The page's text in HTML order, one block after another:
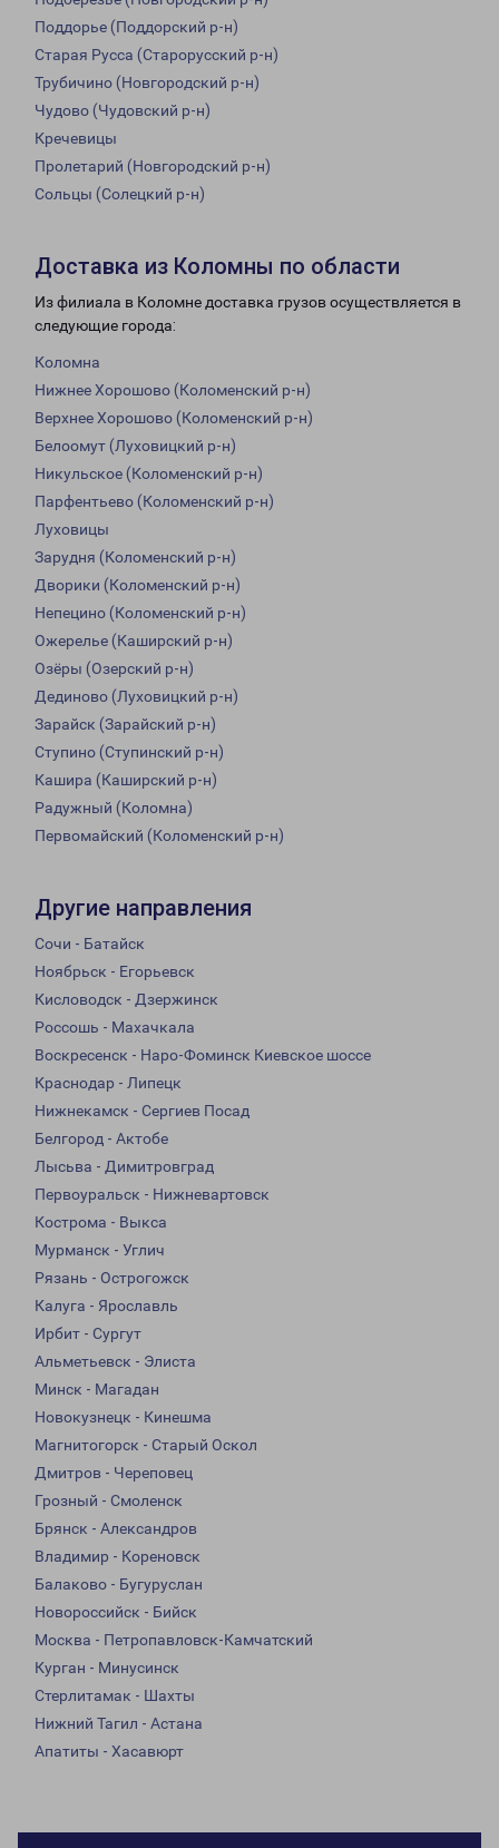
Поддорье (Поддорский р-н)
Старая Русса (Старорусский р-н)
Трубичино (Новгородский р-н)
Чудово (Чудовский р-н)
Кречевицы
Пролетарий (Новгородский р-н)
Сольцы (Солецкий р-н)
Доставка из Коломны по области
Из филиала в Коломне доставка грузов осуществляется в
следующие города:
Коломна
Нижнее Хорошово (Коломенский р-н)
Верхнее Хорошово (Коломенский р-н)
Белоомут (Луховицкий р-н)
Никульское (Коломенский р-н)
Парфентьево (Коломенский р-н)
Луховицы
Зарудня (Коломенский р-н)
Дворики (Коломенский р-н)
Непецино (Коломенский р-н)
Ожерелье (Каширский р-н)
Озёры (Озерский р-н)
Дединово (Луховицкий р-н)
Зарайск (Зарайский р-н)
Ступино (Ступинский р-н)
Кашира (Каширский р-н)
Радужный (Коломна)
Первомайский (Коломенский р-н)
Другие направления
Сочи - Батайск
Ноябрьск - Егорьевск
Кисловодск - Дзержинск
Россошь - Махачкала
Воскресенск - Наро-Фоминск Киевское шоссе
Краснодар - Липецк
Нижнекамск - Сергиев Посад
Белгород - Актобе
Лысьва - Димитровград
Первоуральск - Нижневартовск
Кострома - Выкса
Мурманск - Углич
Рязань - Острогожск
Калуга - Ярославль
Ирбит - Сургут
Альметьевск - Элиста
Минск - Магадан
Новокузнецк - Кинешма
Магнитогорск - Старый Оскол
Дмитров - Череповец
Грозный - Смоленск
Брянск - Александров
Владимир - Кореновск
Балаково - Бугуруслан
Новороссийск - Бийск
Москва - Петропавловск-Камчатский
Курган - Минусинск
Стерлитамак - Шахты
Нижний Тагил - Астана
Апатиты - Хасавюрт